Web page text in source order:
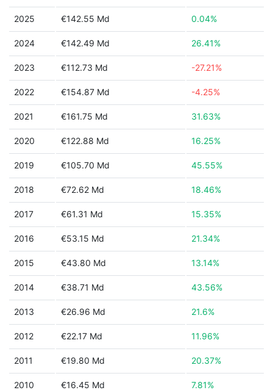
2025 €142.55 Md 0.04%
2024 €142.49 Md 26.41%
2023 €112.73 Md -27.21%
2022 €154.87 Md -4.25%
2021 €161.75 Md 31.63%
2020 €122.88 Md 16.25%
2019 €105.70 Md 45.55%
2018 €72.62 Md 18.46%
2017 €61.31 Md 15.35%
2016 €53.15 Md 21.34%
2015 €43.80 Md 13.14%
2014 €38.71 Md 43.56%
2013 €26.96 Md 21.6%
2012 €22.17 Md 11.96%
2011 €19.80 Md 20.37%
2010 €16.45 Md 7.81%